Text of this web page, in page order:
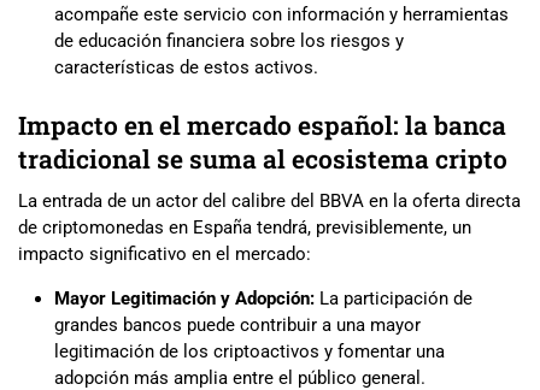
acompañe este servicio con información y herramientas
de educación financiera sobre los riesgos y
características de estos activos.
Impacto en el mercado español: la banca
tradicional se suma al ecosistema cripto
La entrada de un actor del calibre del BBVA en la oferta directa
de criptomonedas en España tendrá, previsiblemente, un
impacto significativo en el mercado:
Mayor Legitimación y Adopción: La participación de
grandes bancos puede contribuir a una mayor
legitimación de los criptoactivos y fomentar una
adopción más amplia entre el público general.